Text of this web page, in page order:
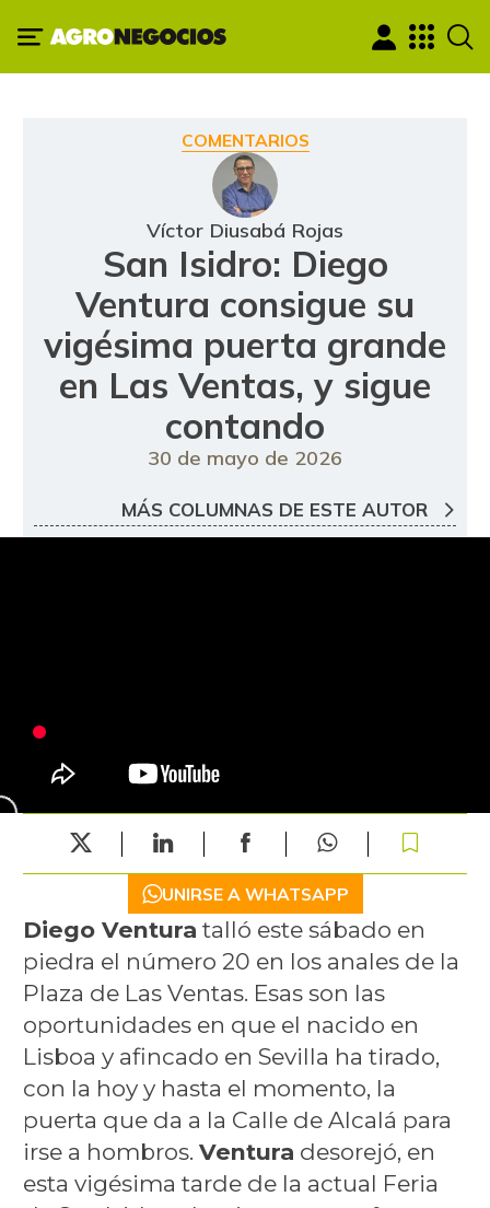
COMENTARIOS
Víctor Diusabá Rojas
San Isidro: Diego
Ventura consigue su
vigésima puerta grande
en Las Ventas, y sigue
contando
30 de mayo de 2026
MÁS COLUMNAS DE ESTE AUTOR
UNIRSE A WHATSAPP
Diego Ventura talló este sábado en
piedra el número 20 en los anales de la
Plaza de Las Ventas. Esas son las
oportunidades en que el nacido en
Lisboa y afincado en Sevilla ha tirado,
con la hoy y hasta el momento, la
puerta que da a la Calle de Alcalá para
irse a hombros. Ventura desorejó, en
esta vigésima tarde de la actual Feria